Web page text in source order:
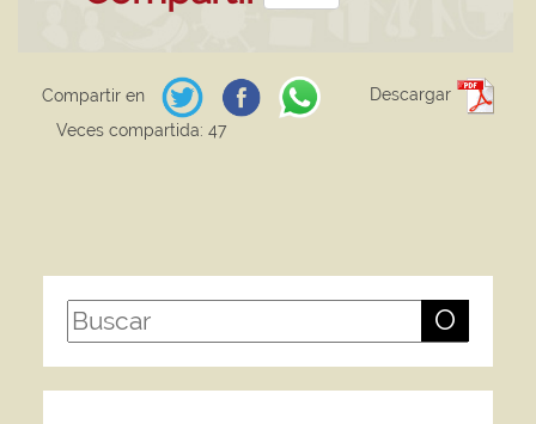
Compartir en
Descargar
Veces compartida: 47
O